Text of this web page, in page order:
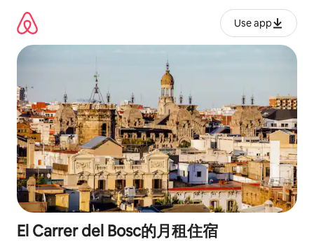
Use app
El Carrer del Bosc的月租住宿